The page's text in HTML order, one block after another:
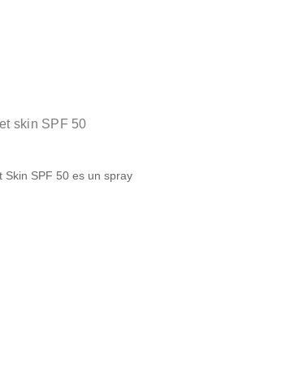
skin SPF 50
Skin SPF 50 es un spray